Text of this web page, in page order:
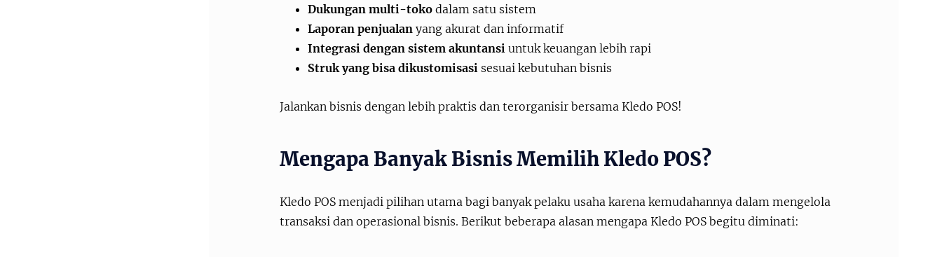
Dukungan multi-toko dalam satu sistem
Laporan penjualan yang akurat dan informatif
Integrasi dengan sistem akuntansi untuk keuangan lebih rapi
Struk yang bisa dikustomisasi sesuai kebutuhan bisnis
Jalankan bisnis dengan lebih praktis dan terorganisir bersama Kledo POS!
Mengapa Banyak Bisnis Memilih Kledo POS?
Kledo POS menjadi pilihan utama bagi banyak pelaku usaha karena kemudahannya dalam mengelola
transaksi dan operasional bisnis. Berikut beberapa alasan mengapa Kledo POS begitu diminati: